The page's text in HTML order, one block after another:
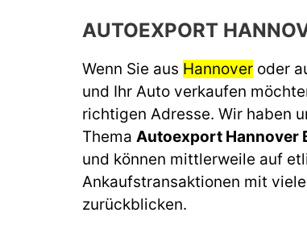
AUTOEXPORT
Wenn Sie aus Hannover oder
und Ihr Auto verkaufen
richtigen Adresse. Wir haben
Thema Autoexport Hannover
und können mittlerweile auf
Ankaufstransaktionen mit
zurückblicken.